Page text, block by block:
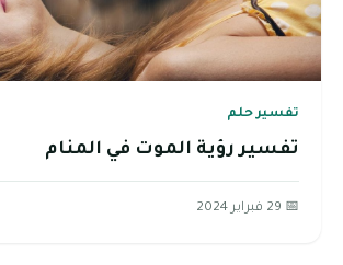
تفسير حلم
تفسير رؤية الموت في المنام
📅 29 فبراير 2024